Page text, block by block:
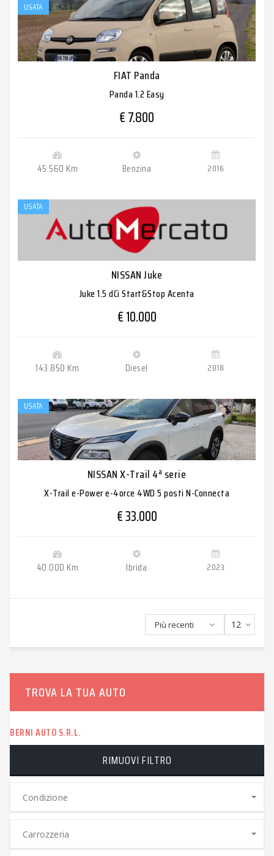
USATA
FIAT Panda
Panda 1.2 Easy
€ 7.800
45.560 Km Benzina 2016
USATA
NISSAN Juke
Juke 1.5 dCi Start&Stop Acenta
€ 10.000
143.850 Km Diesel 2018
USATA
NISSAN X-Trail 4ª serie
X-Trail e-Power e-4orce 4WD 5 posti N-Connecta
€ 33.000
40.000 Km Ibrida 2023
12
Più recenti
TROVA LA TUA AUTO
BERNI AUTO S.R.L.
RIMUOVI FILTRO
Condizione
Carrozzeria